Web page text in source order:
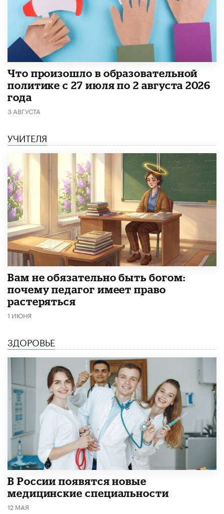
​Что произошло в образовательной
политике с 27 июля по 2 августа 2026
года
3 АВГУСТА
УЧИТЕЛЯ
​Вам не обязательно быть богом:
почему педагог имеет право
растеряться
1 ИЮНЯ
ЗДОРОВЬЕ
В России появятся новые
медицинские специальности
12 МАЯ